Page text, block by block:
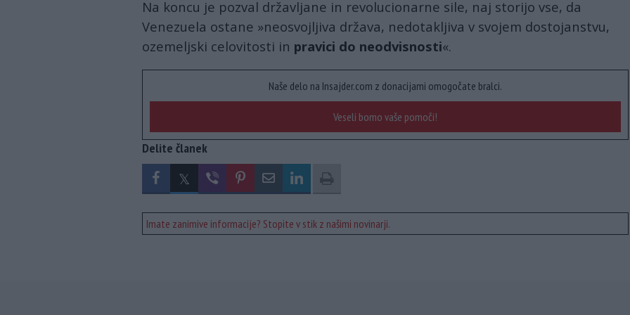
Na koncu je pozval državljane in revolucionarne sile, naj storijo vse, da
Venezuela ostane »neosvojljiva država, nedotakljiva v svojem dostojanstvu,
ozemeljski celovitosti in pravici do neodvisnosti«.
Naše delo na Insajder.com z donacijami omogočate bralci.
Veseli bomo vaše pomoči!
Delite članek
Imate zanimive informacije? Stopite v stik z našimi novinarji.